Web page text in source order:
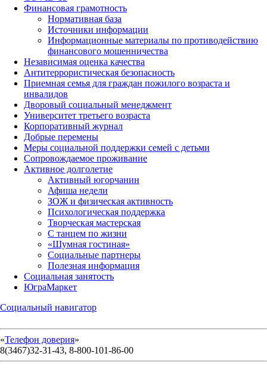
Финансовая грамотность
Нормативная база
Источники информации
Информационные материалы по противодействию
финансового мошенничества
Независимая оценка качества
Антитеррористическая безопасность
Приемная семья для граждан пожилого возраста и
инвалидов
Дворовый социальный менеджмент
Университет третьего возраста
Корпоративный журнал
Добрые перемены
Меры социальной поддержки семей с детьми
Сопровождаемое проживание
Активное долголетие
Активный югорчанин
Афиша недели
ЗОЖ и физическая активность
Психологическая поддержка
Творческая мастерская
С танцем по жизни
«Шумная гостиная»
Социальные партнеры
Полезная информация
Социальная занятость
ЮграМаркет
Социальный навигатор
«Телефон доверия»
8(3467)32-31-43, 8-800-101-86-00